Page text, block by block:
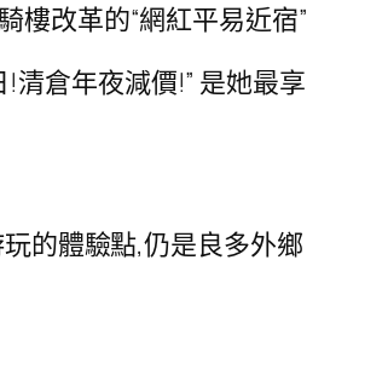
樓改革的“網紅平易近宿”
清倉年夜減價!” 是她最享
的體驗點,仍是良多外鄉